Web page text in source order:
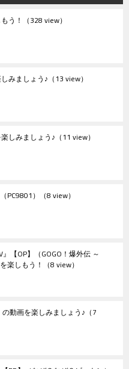
う！ （328 view）
みましょう♪ （13 view）
しみましょう♪ （11 view）
PC9801） （8 view）
』【OP】（GOGO！爆外伝 ～
楽しもう！ （8 view）
動画を楽しみましょう♪ （7